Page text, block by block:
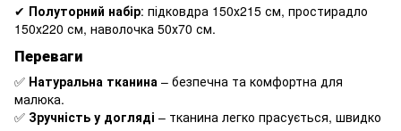
✔ Полуторний набір: підковдра 150х215 см, простирадло
150х220 см, наволочка 50х70 см.
Переваги
✅ Натуральна тканина – безпечна та комфортна для
малюка.
✅ Зручність у догляді – тканина легко прасується, швидко